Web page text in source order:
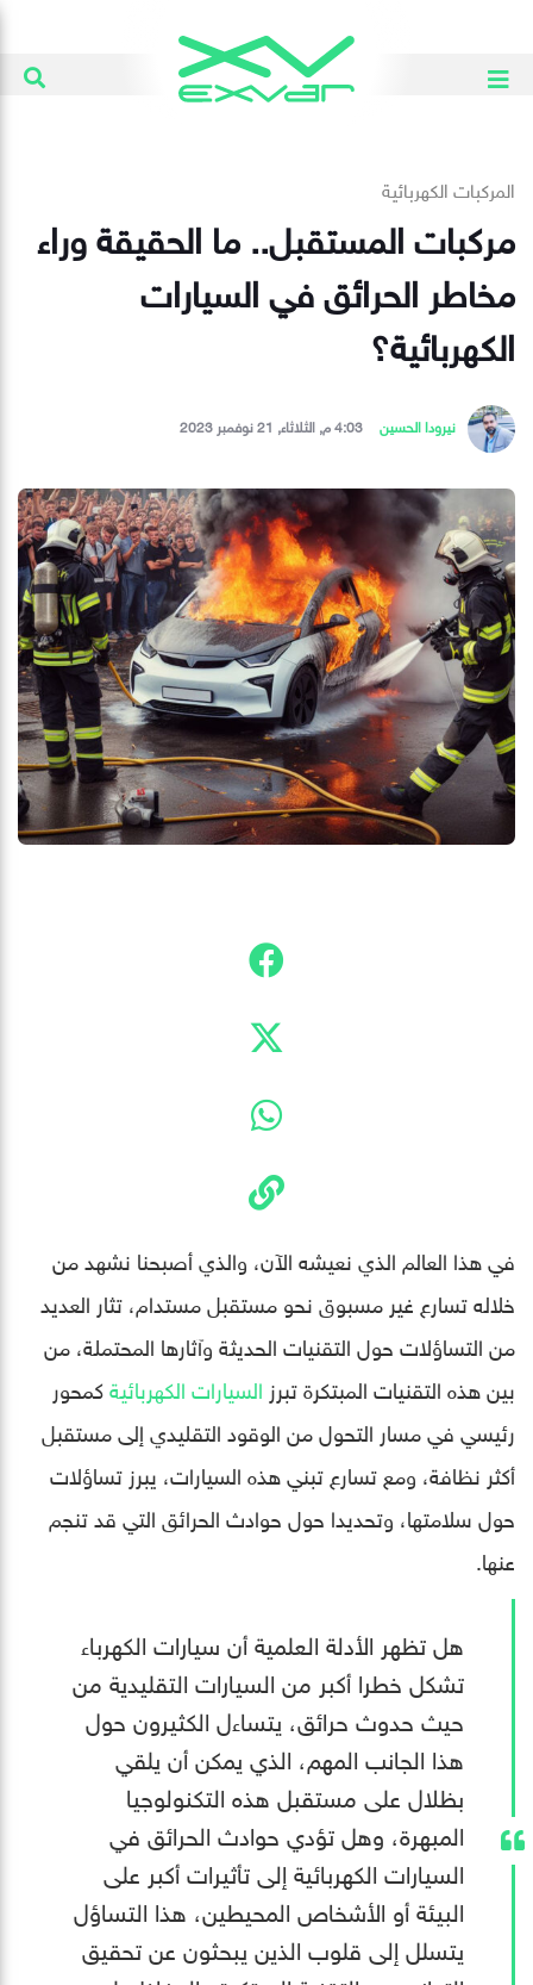
المركبات الكهربائية
مركبات المستقبل.. ما الحقيقة وراء
مخاطر الحرائق في السيارات
الكهربائية؟
نيرودا الحسين 4:03 م, الثلاثاء, 21 نوفمبر 2023
في هذا العالم الذي نعيشه الآن، والذي أصبحنا نشهد من
خلاله تسارع غير مسبوق نحو مستقبل مستدام، تثار العديد
من التساؤلات حول التقنيات الحديثة وآثارها المحتملة، من
بين هذه التقنيات المبتكرة تبرز السيارات الكهربائيةكمحور
رئيسي في مسار التحول من الوقود التقليدي إلى مستقبل
أكثر نظافة، ومع تسارع تبني هذه السيارات، يبرز تساؤلات
حول سلامتها، وتحديدا حول حوادث الحرائق التي قد تنجم
عنها.
هل تظهر الأدلة العلمية أن سيارات الكهرباء
تشكل خطرا أكبر من السيارات التقليدية من
حيث حدوث حرائق، يتساءل الكثيرون حول
هذا الجانب المهم، الذي يمكن أن يلقي
بظلال على مستقبل هذه التكنولوجيا
المبهرة، وهل تؤدي حوادث الحرائق في
السيارات الكهربائية إلى تأثيرات أكبر على
البيئة أو الأشخاص المحيطين، هذا التساؤل
يتسلل إلى قلوب الذين يبحثون عن تحقيق